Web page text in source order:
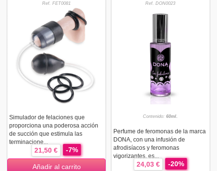
Ref. FET0081
Simulador de felaciones que
proporciona una poderosa acción
de succión que estimula las
terminacione...
21,50 € -7%
Añadir al carrito
Ref. DON0023
Contenido:60ml.
Perfume de feromonas de la marca
DONA, con una infusión de
afrodisíacos y feromonas
vigorizantes, es...
24,03 € -20%